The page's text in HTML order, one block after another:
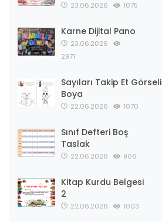
23.06.2026 1075
Karne Dijital Pano
23.06.2026
2971
Sayıları Takip Et Görseli
Boya
22.06.2026 1070
Sınıf Defteri Boş
Taslak
22.06.2026 906
Kitap Kurdu Belgesi
2
22.06.2026 1003